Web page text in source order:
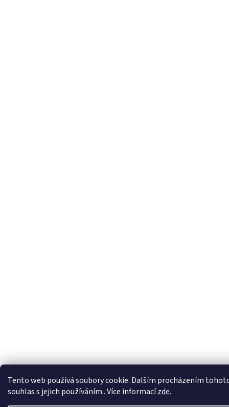
Tento web používá soubory cookie. Dalším procházením
souhlas s jejich používáním.. Více informacízde.